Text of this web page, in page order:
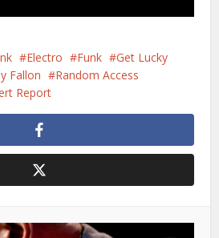
Electro Funk
Get Lucky
Fallon
Random Access
Report